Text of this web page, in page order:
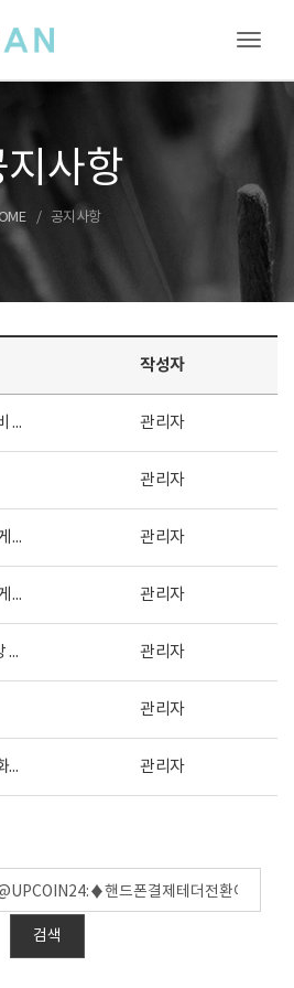
사항
공지사항
작성자
2027학년도 대비 여름특강 안내 관리자
관리자
2026년 교습비 게시표 (강남 본원) 관리자
2026년 교습비 게시표 (노원 직영) 관리자
예비반 겨울특강 안내 관리자
관리자
2026학년도 회화계열 미대입시 설명회 오시는 길 안내 관리자
검색